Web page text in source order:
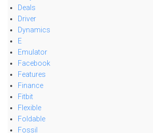
Deals
Driver
Dynamics
E
Emulator
Facebook
Features
Finance
Fitbit
Flexible
Foldable
Fossil